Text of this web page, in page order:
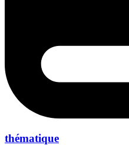
thématique